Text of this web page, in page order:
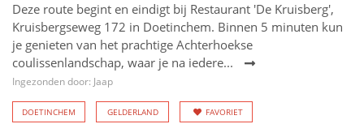
Deze route begint en eindigt bij Restaurant 'De Kruisberg',
Kruisbergseweg 172 in Doetinchem. Binnen 5 minuten kun
je genieten van het prachtige Achterhoekse
coulissenlandschap, waar je na iedere...
Ingezonden door: Jaap
DOETINCHEM GELDERLAND FAVORIET